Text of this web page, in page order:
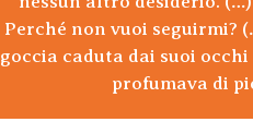
Perché non vuoi
goccia caduta dai suoi
profumava di